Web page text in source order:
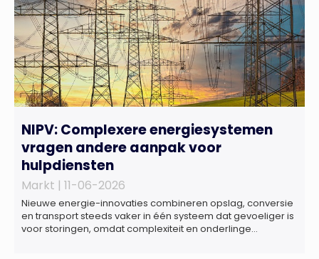
NIPV: Complexere energiesystemen
vragen andere aanpak voor
hulpdiensten
Markt | 11-06-2026
Nieuwe energie-innovaties combineren opslag, conversie
en transport steeds vaker in één systeem dat gevoeliger is
voor storingen, omdat complexiteit en onderlinge